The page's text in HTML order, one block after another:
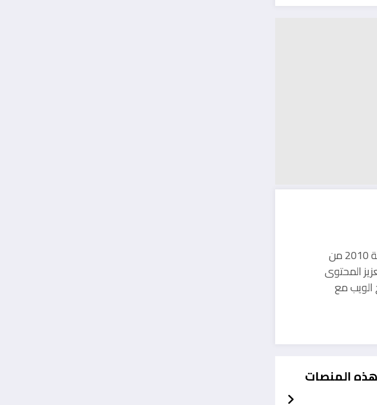
مدونة تقنية يوجد مقرها في المغرب, و قد تم تأسيسها في سنة 2010 من
المحتوى
الويب مع
المنصات